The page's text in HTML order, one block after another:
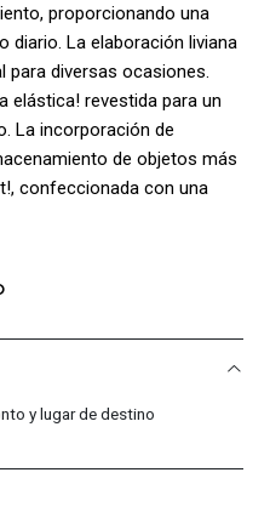
proporcionando una
diario. La elaboración liviana
para diversas ocasiones.
elástica! revestida para un
La incorporación de
de objetos más
confeccionada con una
una excelente
estilo y versatilidad a la
en cualquier
y lugar de destino